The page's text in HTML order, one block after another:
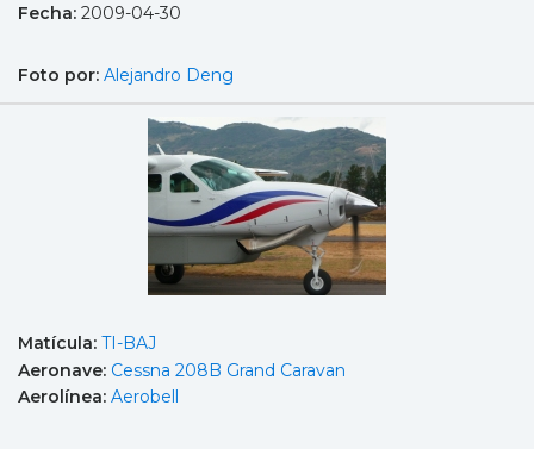
Fecha: 2009-04-30
Foto por: Alejandro Deng
Matícula: TI-BAJ
Aeronave: Cessna 208B Grand Caravan
Aerolínea: Aerobell